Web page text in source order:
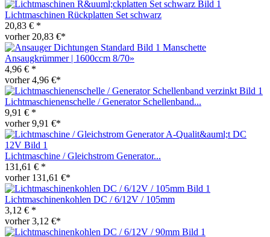
Lichtmaschinen Rückplatten Set schwarz
20,83 € *
vorher 20,83 €*
Manschette
Ansaugkrümmer | 1600ccm 8/70»
4,96 € *
vorher 4,96 €*
Lichtmaschienenschelle / Generator Schellenband...
9,91 € *
vorher 9,91 €*
Lichtmaschine / Gleichstrom Generator...
131,61 € *
vorher 131,61 €*
Lichtmaschinenkohlen DC / 6/12V / 105mm
3,12 € *
vorher 3,12 €*